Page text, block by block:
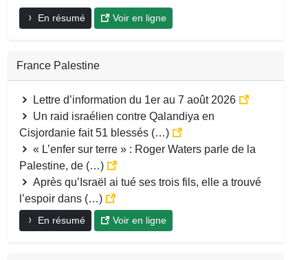
En résumé Voir en ligne
France Palestine
Lettre d’information du 1er au 7 août 2026
Un raid israélien contre Qalandiya en
Cisjordanie fait 51 blessés (…)
« L’enfer sur terre » : Roger Waters parle de la
Palestine, de (…)
Après qu’Israël ai tué ses trois fils, elle a trouvé
l’espoir dans (…)
En résumé Voir en ligne